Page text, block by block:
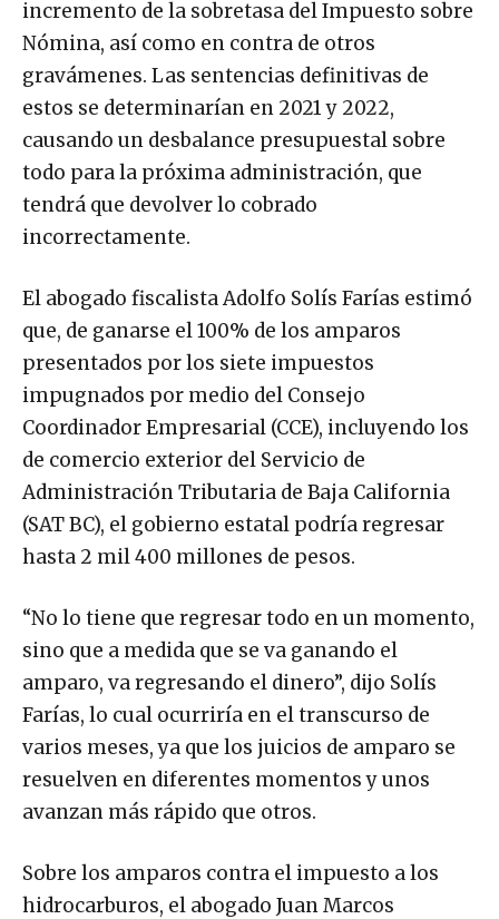
incremento de la sobretasa del Impuesto sobre
Nómina, así como en contra de otros
gravámenes. Las sentencias definitivas de
estos se determinarían en 2021 y 2022,
causando un desbalance presupuestal sobre
todo para la próxima administración, que
tendrá que devolver lo cobrado
incorrectamente.
El abogado fiscalista Adolfo Solís Farías estimó
que, de ganarse el 100% de los amparos
presentados por los siete impuestos
impugnados por medio del Consejo
Coordinador Empresarial (CCE), incluyendo los
de comercio exterior del Servicio de
Administración Tributaria de Baja California
(SAT BC), el gobierno estatal podría regresar
hasta 2 mil 400 millones de pesos.
“No lo tiene que regresar todo en un momento,
sino que a medida que se va ganando el
amparo, va regresando el dinero”, dijo Solís
Farías, lo cual ocurriría en el transcurso de
varios meses, ya que los juicios de amparo se
resuelven en diferentes momentos y unos
avanzan más rápido que otros.
Sobre los amparos contra el impuesto a los
hidrocarburos, el abogado Juan Marcos